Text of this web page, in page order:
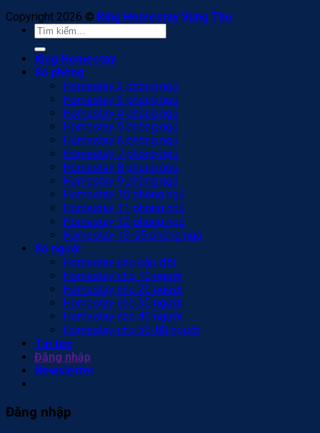
Copyright 2026 © King Homestay Vũng Tàu
Tìm
King Homestay
Số phòng
Homestay 2 phòng ngủ
Homestay 3 phòng ngủ
Homestay 4 phòng ngủ
Homestay 5 phòng ngủ
Homestay 6 phòng ngủ
Homestay 7 phòng ngủ
Homestay 8 phòng ngủ
Homestay 9 phòng ngủ
Homestay 10 phòng ngủ
Homestay 11 phòng ngủ
Homestay 12 phòng ngủ
Homestay 13-25 phòng ngủ
Số người
Homestay cho cặp đôi
Homestay cho 10 người
Homestay cho 20 người
Homestay cho 30 người
Homestay cho 40 người
Homestay cho 50-80 người
Tin tức
Đăng nhập
Newsletter
Đăng nhập